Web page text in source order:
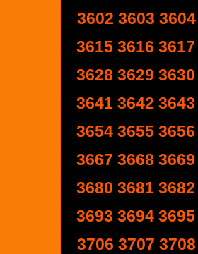
3602 3603 3604
3615 3616 3617
3628 3629 3630
3641 3642 3643
3654 3655 3656
3667 3668 3669
3680 3681 3682
3693 3694 3695
3706 3707 3708